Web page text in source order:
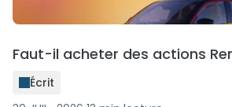
Faut-il acheter des actions
Écrit